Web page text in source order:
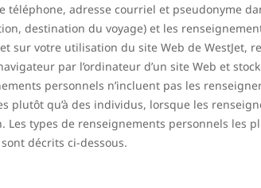
adresse courriel et pseudonyme
destination du voyage) et les
sur votre utilisation du site Web de WestJet,
par l’ordinateur d’un site Web et
personnels n’incluent pas les
plutôt qu’à des individus, lorsque les
Les types de renseignements personnels les
décrits ci-dessous.